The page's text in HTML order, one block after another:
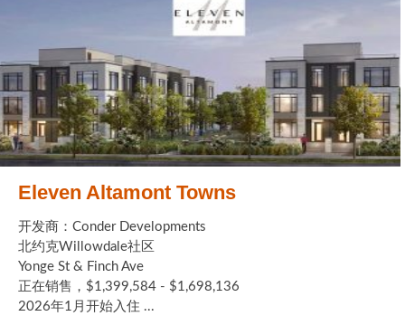
Eleven Altamont Towns
开发商：Conder Developments
北约克Willowdale社区
Yonge St & Finch Ave
正在销售，$1,399,584 - $1,698,136
2026年1月开始入住 ...